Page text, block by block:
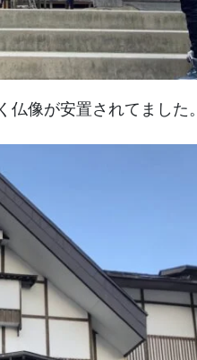
像が安置されてました。